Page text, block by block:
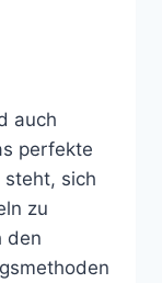
auch
perfekte
steht, sich
zu
den